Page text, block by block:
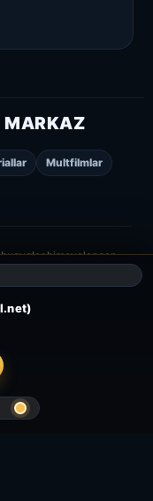
MARKAZ
Multfilmlar
himoyalangan.